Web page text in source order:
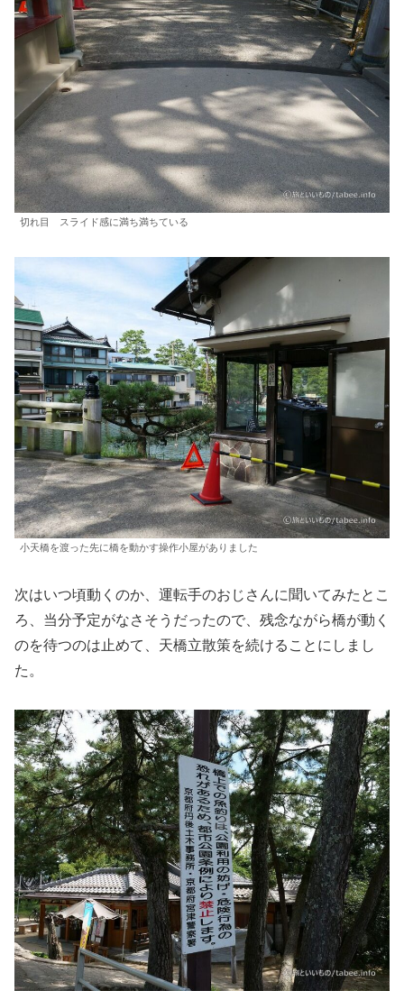
切れ目 スライド感に満ち満ちている
小天橋を渡った先に橋を動かす操作小屋がありました
次はいつ頃動くのか、運転手のおじさんに聞いてみたとこ
ろ、当分予定がなさそうだったので、残念ながら橋が動く
のを待つのは止めて、天橋立散策を続けることにしまし
た。